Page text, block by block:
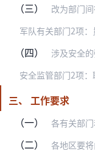
（三）
改为部门间
军队有关部门2项：
（四）
涉及安全的
安全监管部门2项：
三、 工作要求
（一）
各有关部门和单位要抓紧按程序做好修
（二） 各地区要将由同一层级地方政府实施